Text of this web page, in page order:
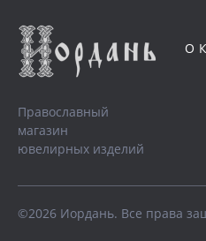
Православный
магазин
ювелирных изделий
О
©2026 Иордань. Все права